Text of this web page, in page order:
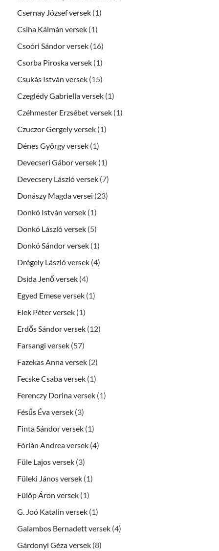
Csernay József versek (1)
Csiha Kálmán versek (1)
Csoóri Sándor versek (16)
Csorba Piroska versek (1)
Csukás István versek (15)
Czeglédy Gabriella versek (1)
Czéhmester Erzsébet versek (1)
Czuczor Gergely versek (1)
Dénes György versek (1)
Devecseri Gábor versek (1)
Devecsery László versek (7)
Donászy Magda versei (23)
Donkó István versek (1)
Donkó László versek (5)
Donkó Sándor versek (1)
Drégely László versek (4)
Dsida Jenő versek (4)
Egyed Emese versek (1)
Elek Péter versek (1)
Erdős Sándor versek (12)
Farsangi versek (57)
Fazekas Anna versek (2)
Fecske Csaba versek (1)
Ferenczy Dorina versek (1)
Fésűs Éva versek (3)
Finta Sándor versek (1)
Fórián Andrea versek (4)
Füle Lajos versek (3)
Füleki János versek (1)
Fülöp Áron versek (1)
G. Joó Katalin versek (1)
Galambos Bernadett versek (4)
Gárdonyi Géza versek (8)